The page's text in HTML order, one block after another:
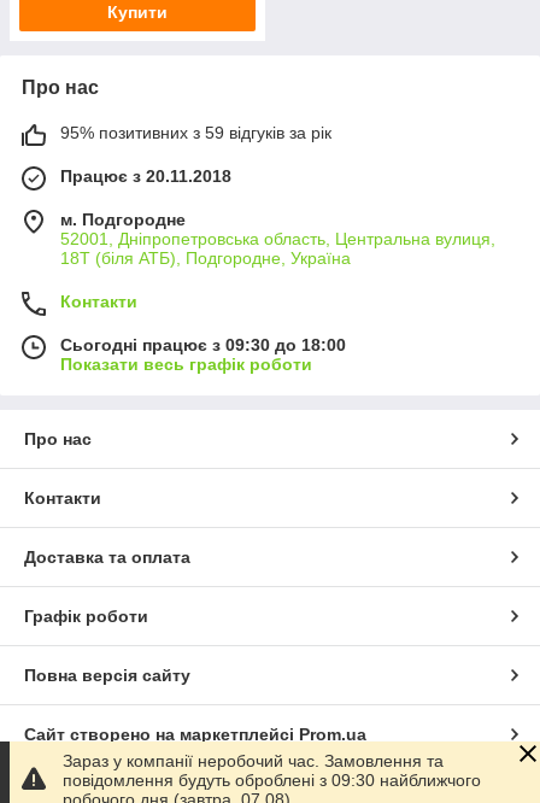
Купити
Про нас
95% позитивних з 59 відгуків за рік
Працює з 20.11.2018
м. Подгородне
52001, Дніпропетровська область, Центральна вулиця,
18Т (біля АТБ), Подгородне, Україна
Контакти
Сьогодні працює з 09:30 до 18:00
Показати весь графік роботи
Про нас
Контакти
Доставка та оплата
Графік роботи
Повна версія сайту
Сайт створено на маркетплейсі Prom.ua
Політика конфіденційності
Зараз у компанії неробочий час. Замовлення та
повідомлення будуть оброблені з 09:30 найближчого